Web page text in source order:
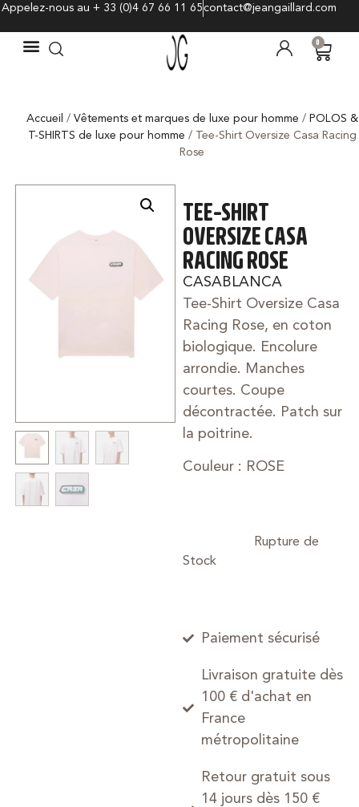
Appelez-nous au + 33 (0)4 67 66 11 65contact@jeangaillard.com
0
Accueil / Vêtements et marques de luxe pour homme / POLOS &
T-SHIRTS de luxe pour homme / Tee-Shirt Oversize Casa Racing
Rose
TEE-SHIRT
OVERSIZE CASA
RACING ROSE
CASABLANCA
Tee-Shirt Oversize Casa
Racing Rose, en coton
biologique. Encolure
arrondie. Manches
courtes. Coupe
décontractée. Patch sur
la poitrine.
Couleur : ROSE
Paiement sécurisé
Livraison gratuite dès
100 € d'achat en
France
métropolitaine
Retour gratuit sous
14 jours dès 150 €